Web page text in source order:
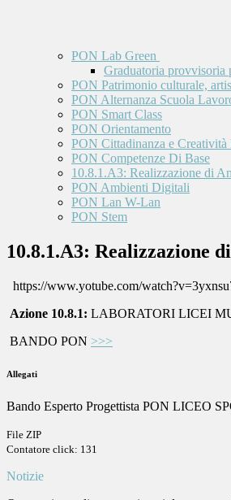
PON Lab Green
Graduatoria provvisoria
PON Patrimonio culturale,
PON Alternanza Scuola
PON Smart Class
PON Orientamento
PON Cittadinanza e
PON Competenze Di Base
10.8.1.A3: Realizzazione di
PON Ambienti Digitali
PON Lan W-Lan
PON Stem
10.8.1.A3: Realizzazione
https://www.yotube.com/
Azione 10.8.1: LABORATORI LICEI
BANDO PON >>>
Allegati
Bando Esperto Progettista PON LICEO
File ZIP
Contatore click: 131
Notizie